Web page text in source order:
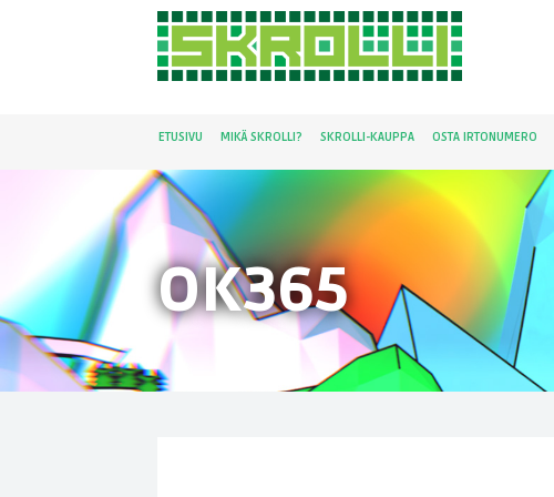
ETUSIVU MIKÄ SKROLLI? SKROLLI-KAUPPA OSTA IRTONUMERO
OK365